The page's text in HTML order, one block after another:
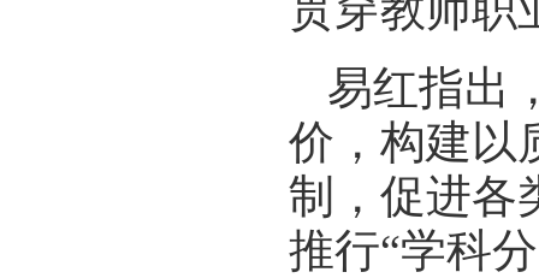
易红指出
价，构建以
制，促进各
推行“学科